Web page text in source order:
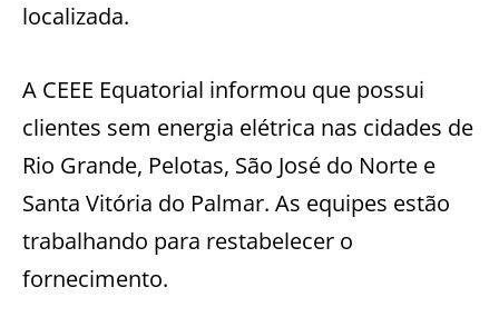
localizada.
A CEEE Equatorial informou que possui
clientes sem energia elétrica nas cidades de
Rio Grande, Pelotas, São José do Norte e
Santa Vitória do Palmar. As equipes estão
trabalhando para restabelecer o
fornecimento.